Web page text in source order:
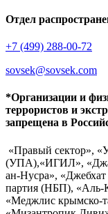
Отдел
+7 (499) 288-00-72
sovsek@sovsek.com
*Организации и
террористов и
запрещена в
«Правый сектор»,
(УПА),«ИГИЛ»,
ан-Нусра»,
партия (НБП),
«Меджлис крымско-